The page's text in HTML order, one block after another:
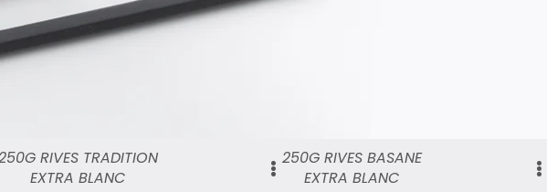
RIVES TRADITION
EXTRA BLANC
250G RIVES BASANE
EXTRA BLANC